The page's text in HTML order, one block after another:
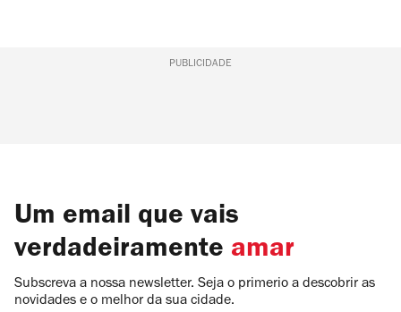
PUBLICIDADE
Um email que vais
verdadeiramente amar
Subscreva a nossa newsletter. Seja o primerio a descobrir as
novidades e o melhor da sua cidade.